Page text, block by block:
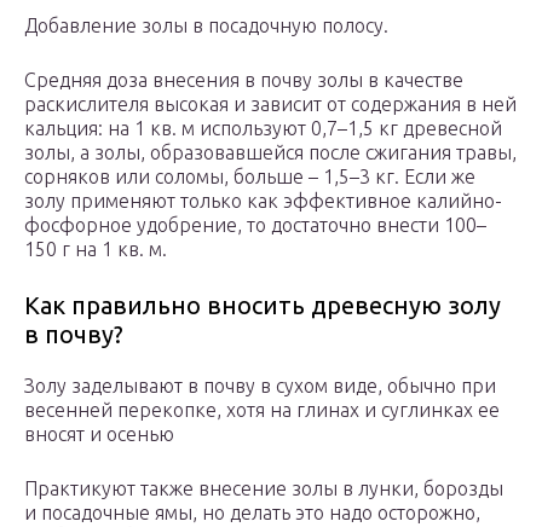
Добавление золы в посадочную полосу.
Средняя доза внесения в почву золы в качестве
раскислителя высокая и зависит от содержания в ней
кальция: на 1 кв. м используют 0,7–1,5 кг древесной
золы, а золы, образовавшейся после сжигания травы,
сорняков или соломы, больше – 1,5–3 кг. Если же
золу применяют только как эффективное калийно-
фосфорное удобрение, то достаточно внести 100–
150 г на 1 кв. м.
Как правильно вносить древесную золу
в почву?
Золу заделывают в почву в сухом виде, обычно при
весенней перекопке, хотя на глинах и суглинках ее
вносят и осенью
Практикуют также внесение золы в лунки, борозды
и посадочные ямы, но делать это надо осторожно,